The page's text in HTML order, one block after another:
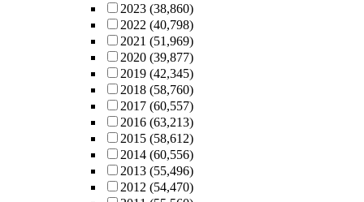
2023 (38,860)
2022 (40,798)
2021 (51,969)
2020 (39,877)
2019 (42,345)
2018 (58,760)
2017 (60,557)
2016 (63,213)
2015 (58,612)
2014 (60,556)
2013 (55,496)
2012 (54,470)